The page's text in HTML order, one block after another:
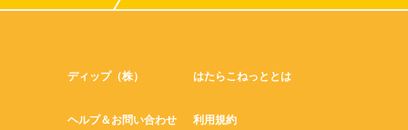
ディップ（株） はたらこねっととは
ヘルプ＆お問い合わせ 利用規約